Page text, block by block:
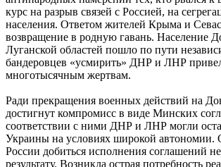
курс на разрыв связей с Россией, на
населения. Ответом жителей Крыма и
возвращение в родную гавань. Население
Луганской областей пошло по пути
бандеровцев «усмирить» ДНР и ЛНР
многотысячным жертвам.
Ради прекращения военных действий на
достигнут компромисс в виде Минских
соответствии с ними ДНР и ЛНР могли
Украины на условиях широкой автономии.
России добиться исполнения соглашений
результату. Возникла острая потребность